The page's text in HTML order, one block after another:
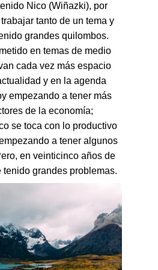
Nico (Wiñazki), por
tanto de un tema y
grandes quilombos.
en temas de medio
cada vez más espacio
y en la agenda
empezando a tener más
de la economía;
se toca con lo productivo
a tener algunos
en veinticinco años de
tenido grandes problemas.